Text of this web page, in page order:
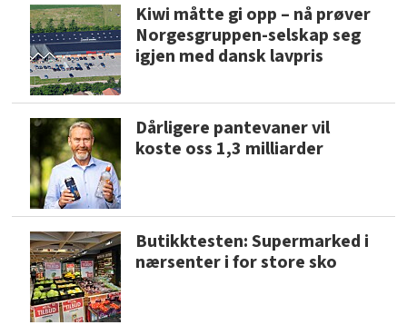
Kiwi måtte gi opp – nå prøver
Norgesgruppen-selskap seg
igjen med dansk lavpris
Dårligere pantevaner vil
koste oss 1,3 milliarder
Butikktesten: Supermarked i
nærsenter i for store sko